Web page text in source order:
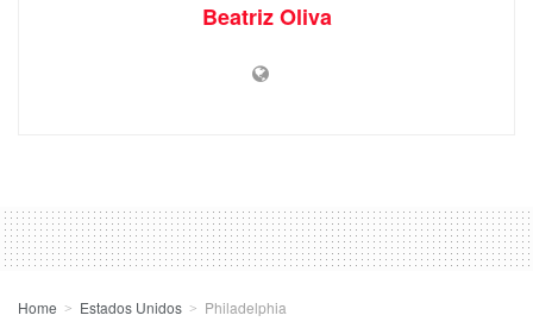
Beatriz Oliva
Home Estados Unidos Philadelphia